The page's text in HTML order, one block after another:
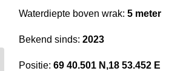
Waterdiepte boven wrak: 5 meter
Bekend sinds: 2023
Positie: 69 40.501 N,18 53.452 E